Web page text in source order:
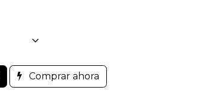
Comprar ahora